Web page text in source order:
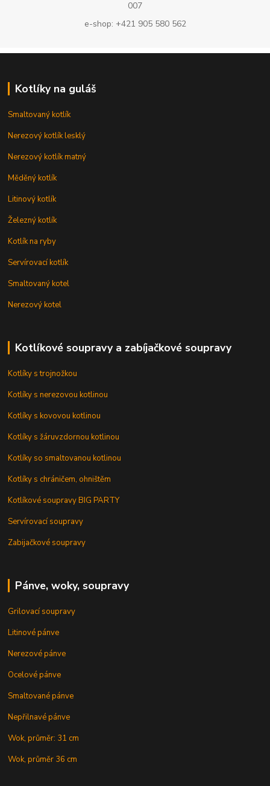
007
e-shop: +421 905 580 562
Kotlíky na guláš
Smaltovaný kotlík
Nerezový kotlík lesklý
Nerezový kotlík matný
Měděný kotlík
Litinový kotlík
Železný kotlík
Kotlík na ryby
Servírovací kotlík
Smaltovaný kotel
Nerezový kotel
Kotlíkové soupravy a zabíjačkové soupravy
Kotlíky s trojnožkou
Kotlíky s nerezovou kotlinou
Kotlíky s kovovou kotlinou
Kotlíky s žáruvzdornou kotlinou
Kotlíky so smaltovanou kotlinou
Kotlíky s chráničem, ohništěm
Kotlíkové soupravy BIG PARTY
Servírovací soupravy
Zabijačkové soupravy
Pánve, woky, soupravy
Grilovací soupravy
Litinové pánve
Nerezové pánve
Ocelové pánve
Smaltované pánve
Nepřilnavé pánve
Wok, průměr: 31 cm
Wok, průměr 36 cm